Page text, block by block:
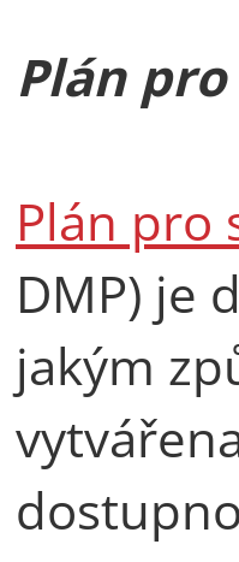
Plán
Plán pro
DMP) je
jakým